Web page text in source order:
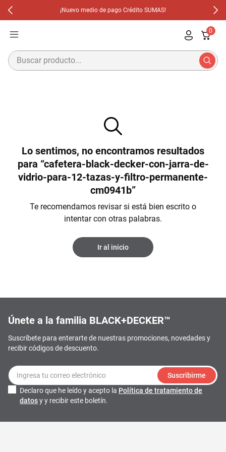
¡Nuevo medio de pago Crédito SUMAS!
0
Lo sentimos, no encontramos resultados
para “cafetera-black-decker-con-jarra-de-
vidrio-para-12-tazas-y-filtro-permanente-
cm0941b”
Te recomendamos revisar si está bien escrito o
intentar con otras palabras.
Ir al inicio
Únete a la familia BLACK+DECKER™
Suscríbete para enterarte de nuestras promociones, novedades y
recibir códigos de descuento.
Suscribirme
Declaro que he leído y acepto la Política de tratamiento de
datosy y recibir este boletín.